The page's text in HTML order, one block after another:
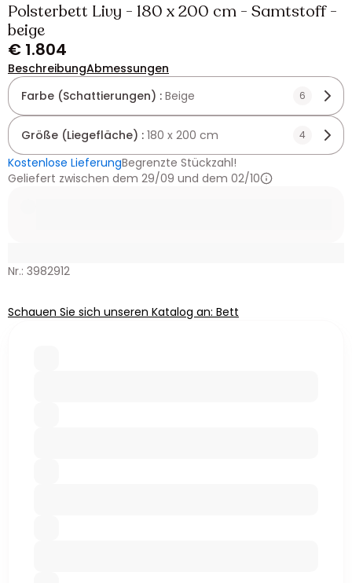
Polsterbett Livy - 180 x 200 cm - Samtstoff -
beige
€ 1.804
BeschreibungAbmessungen
Farbe (Schattierungen) : Beige 6
Größe (Liegefläche) : 180 x 200 cm 4
Kostenlose LieferungBegrenzte Stückzahl!
Geliefert zwischen dem 29/09 und dem 02/10
Nr.: 3982912
Schauen Sie sich unseren Katalog an: Bett